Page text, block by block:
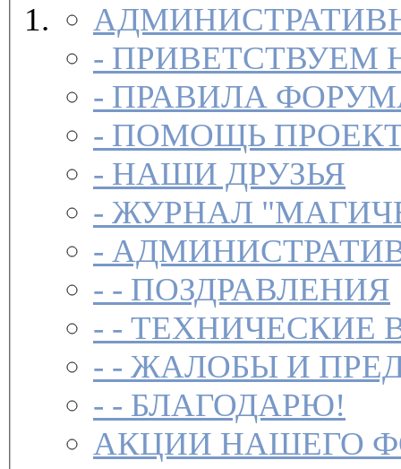
- ПРИВЕТСТВУЕМ
-
ПРАВИЛА
- ПОМОЩЬ
- НАШИ ДРУЗЬЯ
- ЖУРНАЛ
-
- - ПОЗДРАВЛЕНИЯ
- - ТЕХНИЧЕСКИЕ
- - ЖАЛОБЫ И
- - БЛАГОДАРЮ!
АКЦИИ НАШЕГО